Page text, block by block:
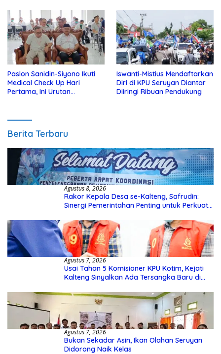
Paslon Sanidin-Siyono Ikuti
Medical Check Up Hari
Pertama, Ini Urutan
Iswanti-Mistius Mendaftarkan
Diri di KPU Seruyan Diantar
Diiringi Ribuan Pendukung
Berita Terbaru
Agustus 8, 2026
Rakor Kepala Desa se-Kalteng, Safrudin:
Sinergi Pemerintahan Penting untuk Perkuat
Agustus 7, 2026
Usai Tahan 5 Komisioner KPU Kotim, Kejati
Kalteng Sinyalkan Ada Tersangka Baru di
Agustus 7, 2026
Bukan Sekadar Asin, Ikan Olahan Seruyan
Didorong Naik Kelas